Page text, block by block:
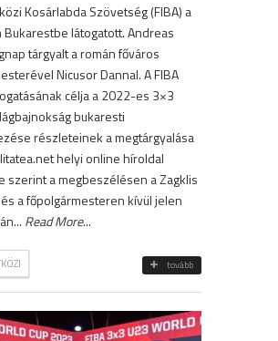
Kosárlabda Szövetség (FIBA) a
látogatott. Andreas
tárgyalt a román főváros
Nicusor Dannal. A FIBA
célja a 2022-es 3×3
bukaresti
részleteinek a megtárgyalása
helyi online híroldal
szerint a megbeszélésen a Zagklis
a főpolgármesteren kívül jelen
Read More...
tovább